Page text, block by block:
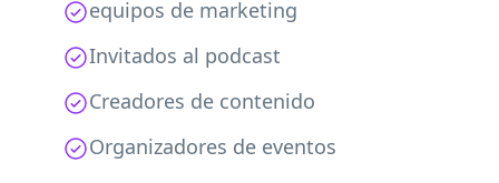
equipos de marketing
Invitados al podcast
Creadores de contenido
Organizadores de eventos